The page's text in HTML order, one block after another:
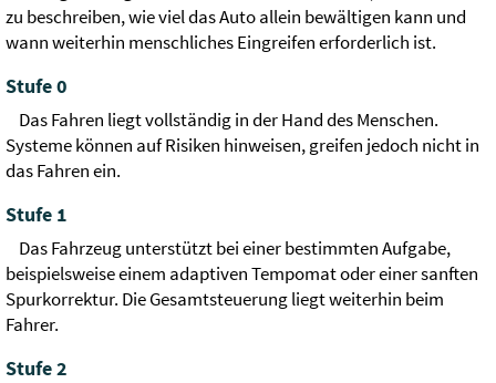
zu beschreiben, wie viel das Auto allein bewältigen kann und
wann weiterhin menschliches Eingreifen erforderlich ist.
Stufe 0
Das Fahren liegt vollständig in der Hand des Menschen.
Systeme können auf Risiken hinweisen, greifen jedoch nicht in
das Fahren ein.
Stufe 1
Das Fahrzeug unterstützt bei einer bestimmten Aufgabe,
beispielsweise einem adaptiven Tempomat oder einer sanften
Spurkorrektur. Die Gesamtsteuerung liegt weiterhin beim
Fahrer.
Stufe 2